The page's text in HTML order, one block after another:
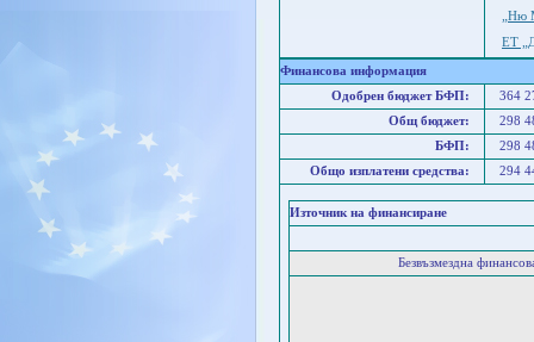
„Ню
ЕТ
Финансова информация
Одобрен бюджет БФП:
364
Общ бюджет:
298
БФП:
298
Общо изплатени средства:
294
Източник на финансиране
Безвъзмездна